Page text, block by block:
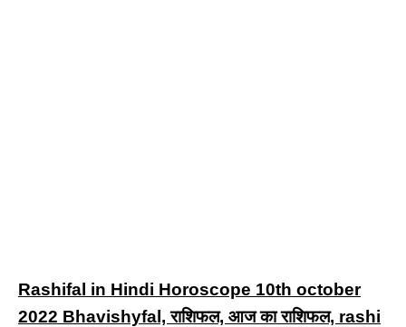
Rashifal in Hindi Horoscope 10th october
2022 Bhavishyfal, राशिफल, आज का राशिफल, rashi